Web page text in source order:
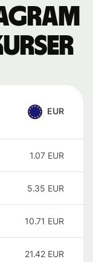
EUR
1.07 EUR
5.35 EUR
10.71 EUR
21.42 EUR